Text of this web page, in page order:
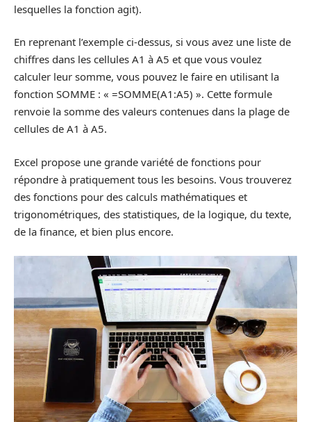
lesquelles la fonction agit).
En reprenant l’exemple ci-dessus, si vous avez une liste de
chiffres dans les cellules A1 à A5 et que vous voulez
calculer leur somme, vous pouvez le faire en utilisant la
fonction SOMME : « =SOMME(A1:A5) ». Cette formule
renvoie la somme des valeurs contenues dans la plage de
cellules de A1 à A5.
Excel propose une grande variété de fonctions pour
répondre à pratiquement tous les besoins. Vous trouverez
des fonctions pour des calculs mathématiques et
trigonométriques, des statistiques, de la logique, du texte,
de la finance, et bien plus encore.